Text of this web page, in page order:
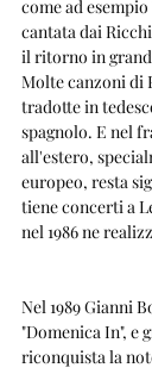
come ad
cantata dai Ricchi
il ritorno in
Molte canzoni di
tradotte in
spagnolo. E nel
all'estero,
europeo, resta
tiene concerti a
nel 1986 ne
Nel 1989 Gianni
"Domenica In", e
riconquista la